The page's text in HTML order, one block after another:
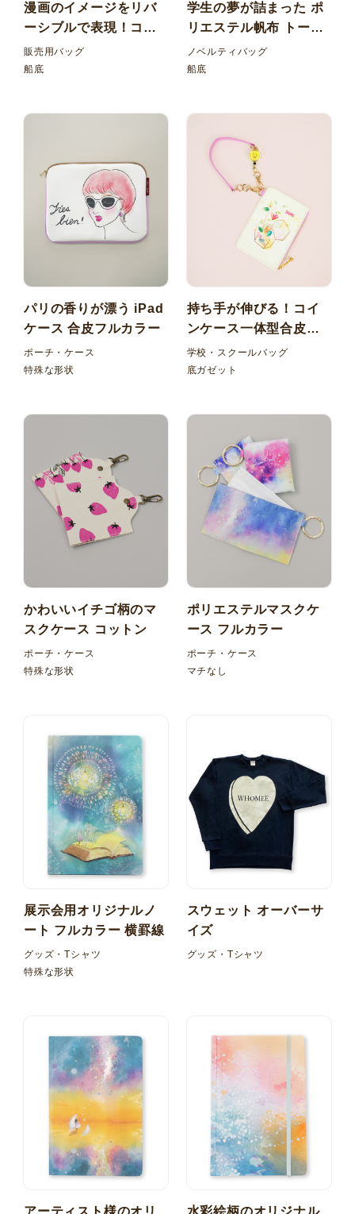
漫画のイメージをリバ
ーシブルで表現！コッ
トン＋ポリエステルリ
バーシブル トートバッ
販売用バッグ
船底
学生の夢が詰まった ポ
リエステル帆布 トート
バッグ
ノベルティバッグ
船底
パリの香りが漂う iPad
ケース 合皮フルカラー
ポーチ・ケース
特殊な形状
持ち手が伸びる！コイ
ンケース一体型合皮パ
スケース
学校・スクールバッグ
底ガゼット
かわいいイチゴ柄のマ
スクケース コットン
ポーチ・ケース
特殊な形状
ポリエステルマスクケ
ース フルカラー
ポーチ・ケース
マチなし
展示会用オリジナルノ
ート フルカラー 横罫線
グッズ・Tシャツ
特殊な形状
スウェット オーバーサ
イズ
グッズ・Tシャツ